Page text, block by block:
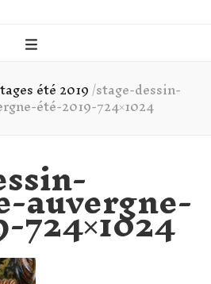
été 2019/stage-dessin-
été-2019-724×1024
auvergne-
724×1024